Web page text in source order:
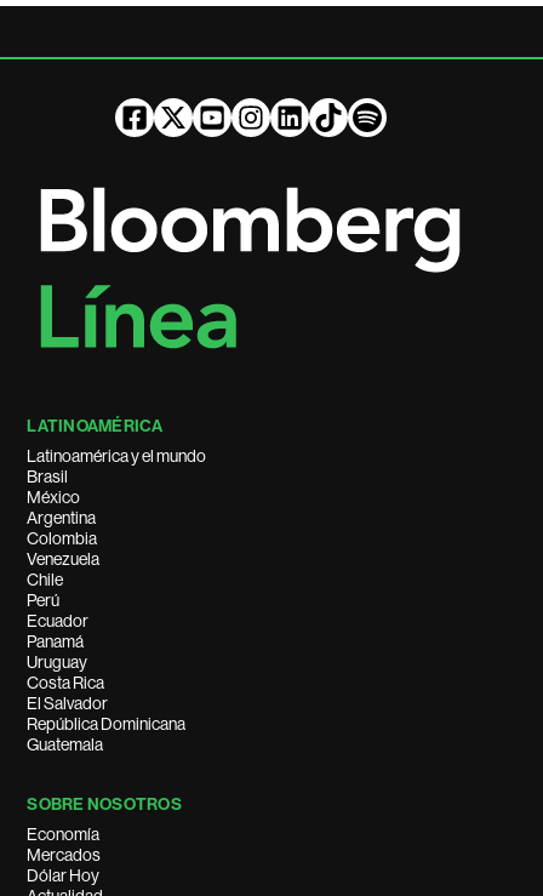
LATINOAMÉRICA
Latinoamérica y el mundo
Brasil
México
Argentina
Colombia
Venezuela
Chile
Perú
Ecuador
Panamá
Uruguay
Costa Rica
El Salvador
República Dominicana
Guatemala
SOBRE NOSOTROS
Economía
Mercados
Dólar Hoy